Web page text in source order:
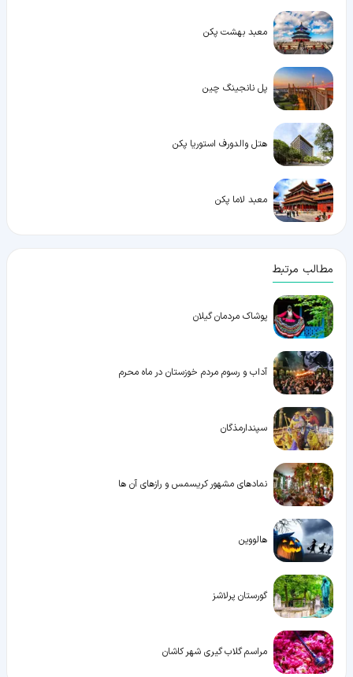
معبد بهشت پکن
پل نانجینگ چین
هتل والدورف استوریا پکن
معبد لاما پکن
مطالب مرتبط
پوشاک مردمان گیلان
آداب و رسوم مردم خوزستان در ماه محرم
سپندارمذگان
نمادهای مشهور کریسمس و رازهای آن ها
هالووین
گورستان پرلاشز
مراسم گلاب گیری شهر کاشان